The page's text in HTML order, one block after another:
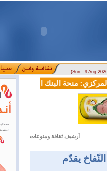
(Sun - 9 Aug
منحة البنك الدولي لسورية
أرشيف ثقافة ومنوعات
يقدّم